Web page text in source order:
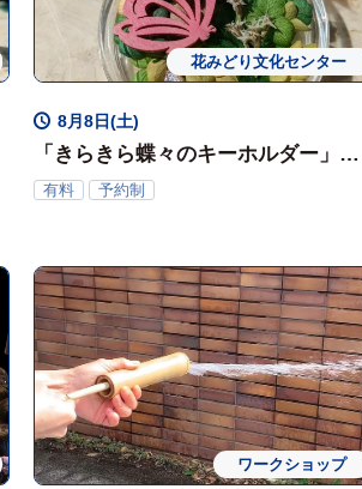
体験会
ワークショップ
花みどり文化センター
8月8日(土)
「きらきら蝶々のキーホルダー」ワ
ークショップ
有料 予約制
ワークショップ